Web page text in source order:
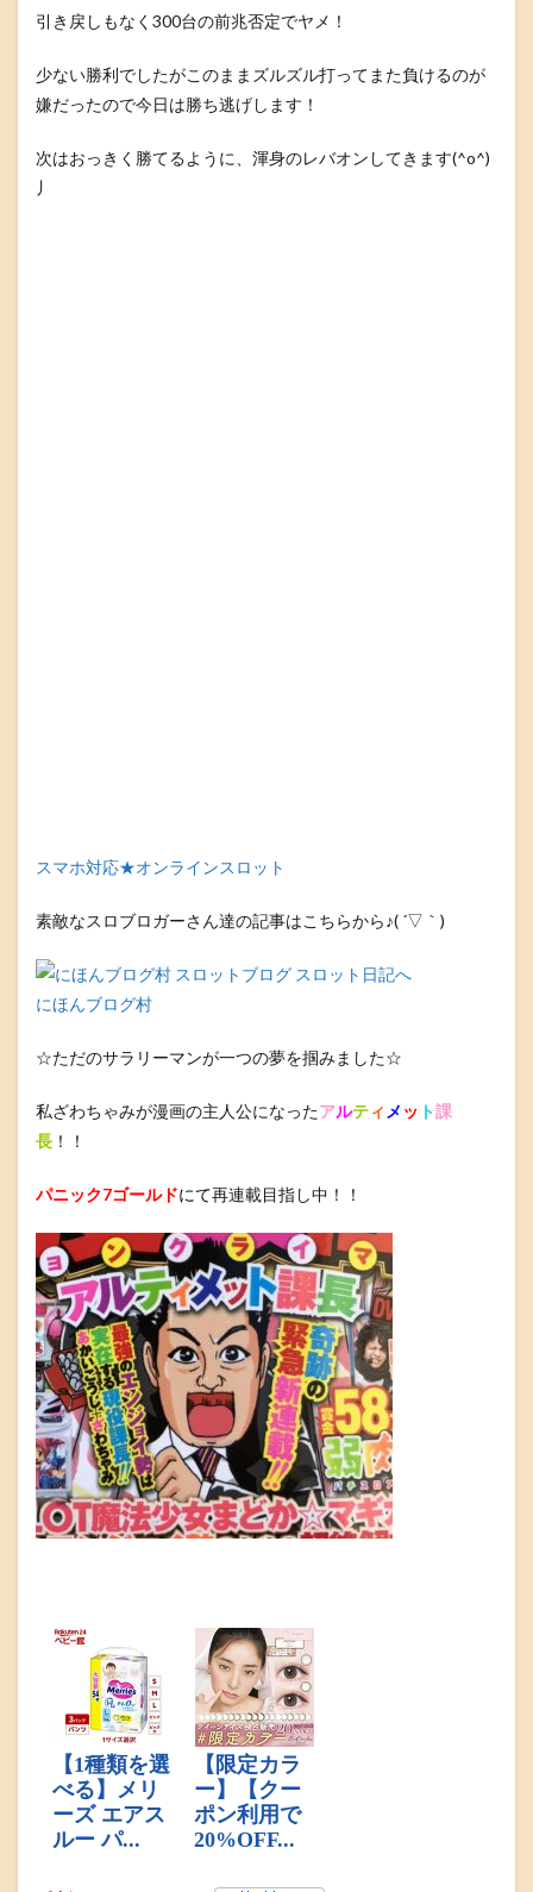
引き戻しもなく300台の前兆否定でヤメ！
少ない勝利でしたがこのままズルズル打ってまた負けるのが
嫌だったので今日は勝ち逃げします！
次はおっきく勝てるように、渾身のレバオンしてきます(^o^)
丿
スマホ対応★オンラインスロット
素敵なスロブロガーさん達の記事はこちらから♪( ´▽｀)
にほんブログ村
☆ただのサラリーマンが一つの夢を掴みました☆
私ざわちゃみが漫画の主人公になったアルティ メ ッ ト課
長 ！！
パニック7ゴールドにて再連載目指し中！！